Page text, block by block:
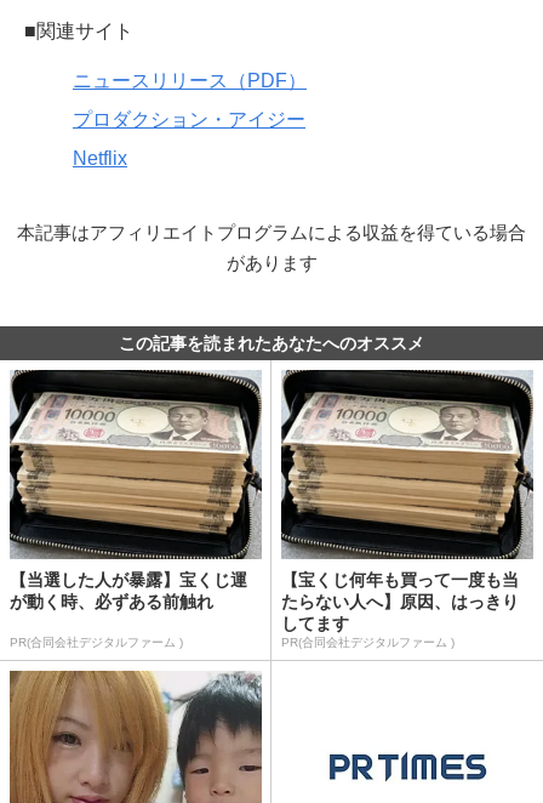
■関連サイト
ニュースリリース（PDF）
プロダクション・アイジー
Netflix
本記事はアフィリエイトプログラムによる収益を得ている場合
があります
この記事を読まれたあなたへのオススメ
【当選した人が暴露】宝くじ運
が動く時、必ずある前触れ
PR(合同会社デジタルファーム )
【宝くじ何年も買って一度も当
たらない人へ】原因、はっきり
してます
PR(合同会社デジタルファーム )